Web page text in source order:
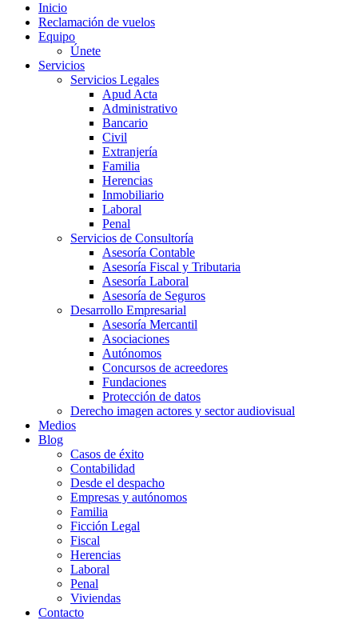
Inicio
Reclamación de vuelos
Equipo
Únete
Servicios
Servicios Legales
Apud Acta
Administrativo
Bancario
Civil
Extranjería
Familia
Herencias
Inmobiliario
Laboral
Penal
Servicios de Consultoría
Asesoría Contable
Asesoría Fiscal y Tributaria
Asesoría Laboral
Asesoría de Seguros
Desarrollo Empresarial
Asesoría Mercantil
Asociaciones
Autónomos
Concursos de acreedores
Fundaciones
Protección de datos
Derecho imagen actores y sector audiovisual
Medios
Blog
Casos de éxito
Contabilidad
Desde el despacho
Empresas y autónomos
Familia
Ficción Legal
Fiscal
Herencias
Laboral
Penal
Viviendas
Contacto